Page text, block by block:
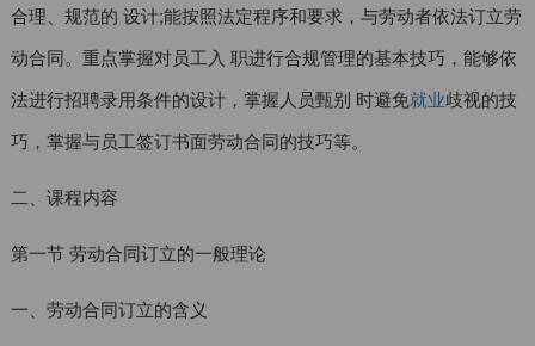
合理、规范的 设计;能按照法定程序和要求，与劳动者依法订立劳
动合同。重点掌握对员工入 职进行合规管理的基本技巧，能够依
法进行招聘录用条件的设计，掌握人员甄别 时避免就业歧视的技
巧，掌握与员工签订书面劳动合同的技巧等。
二、课程内容
第一节 劳动合同订立的一般理论
一、劳动合同订立的含义